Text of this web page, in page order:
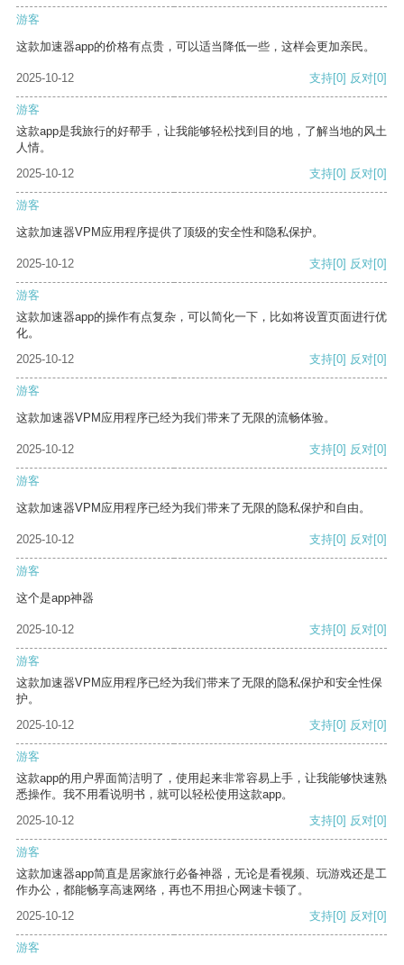
游客
这款加速器app的价格有点贵，可以适当降低一些，这样会更加亲民。
2025-10-12 支持[0] 反对[0]
游客
这款app是我旅行的好帮手，让我能够轻松找到目的地，了解当地的风土
人情。
2025-10-12
支持[0] 反对[0]
游客
这款加速器VPM应用程序提供了顶级的安全性和隐私保护。
2025-10-12 支持[0] 反对[0]
游客
这款加速器app的操作有点复杂，可以简化一下，比如将设置页面进行优
化。
2025-10-12
支持[0] 反对[0]
游客
这款加速器VPM应用程序已经为我们带来了无限的流畅体验。
2025-10-12 支持[0] 反对[0]
游客
这款加速器VPM应用程序已经为我们带来了无限的隐私保护和自由。
2025-10-12 支持[0] 反对[0]
游客
这个是app神器
2025-10-12 支持[0] 反对[0]
游客
这款加速器VPM应用程序已经为我们带来了无限的隐私保护和安全性保
护。
2025-10-12
支持[0] 反对[0]
游客
这款app的用户界面简洁明了，使用起来非常容易上手，让我能够快速熟
悉操作。我不用看说明书，就可以轻松使用这款app。
2025-10-12
支持[0] 反对[0]
游客
这款加速器app简直是居家旅行必备神器，无论是看视频、玩游戏还是工
作办公，都能畅享高速网络，再也不用担心网速卡顿了。
2025-10-12
支持[0] 反对[0]
游客